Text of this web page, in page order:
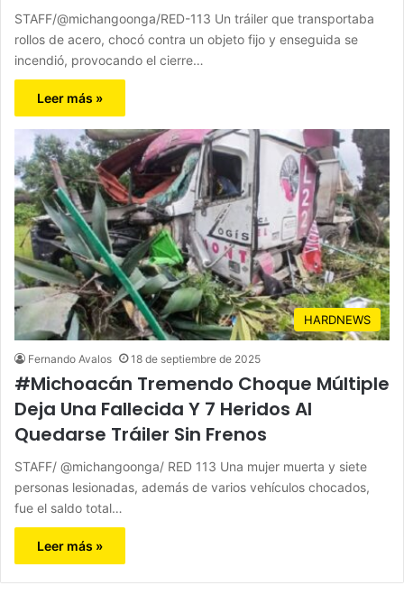
STAFF/@michangoonga/RED-113 Un tráiler que transportaba
rollos de acero, chocó contra un objeto fijo y enseguida se
incendió, provocando el cierre…
Leer más »
HARDNEWS
Fernando Avalos 18 de septiembre de 2025
#Michoacán Tremendo Choque Múltiple
Deja Una Fallecida Y 7 Heridos Al
Quedarse Tráiler Sin Frenos
STAFF/ @michangoonga/ RED 113 Una mujer muerta y siete
personas lesionadas, además de varios vehículos chocados,
fue el saldo total…
Leer más »